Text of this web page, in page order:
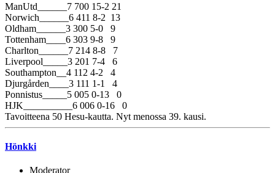
ManUtd______7 700 15-2 21
Norwich______6 411 8-2 13
Oldham______3 300 5-0 9
Tottenham____6 303 9-8 9
Charlton______7 214 8-8 7
Liverpool_____3 201 7-4 6
Southampton__4 112 4-2 4
Djurgården____3 111 1-1 4
Ponnistus_____5 005 0-13 0
HJK__________6 006 0-16 0
Tavoitteena 50 Hesu-kautta. Nyt menossa 39. kausi.
Hönkki
Moderator